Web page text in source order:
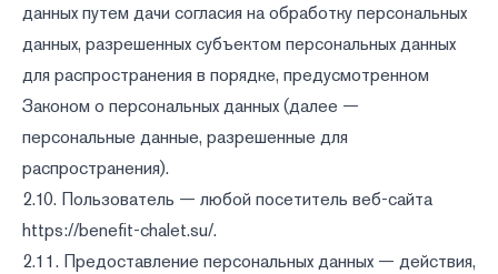
данных путем дачи согласия на обработку персональных
данных, разрешенных субъектом персональных данных
для распространения в порядке, предусмотренном
Законом о персональных данных (далее —
персональные данные, разрешенные для
распространения).
2.10. Пользователь — любой посетитель веб-сайта
https://benefit-chalet.su/.
2.11. Предоставление персональных данных — действия,